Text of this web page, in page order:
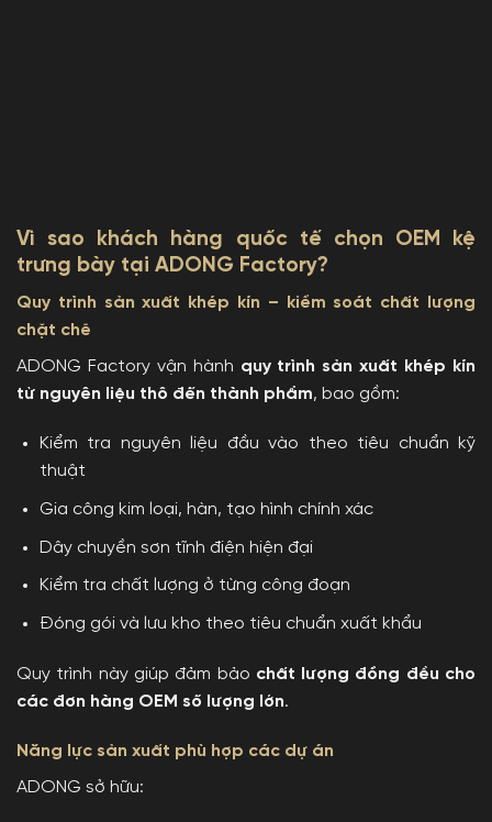
Vì sao khách hàng quốc tế chọn OEM kệ
trưng bày tại ADONG Factory?
Quy trình sản xuất khép kín – kiểm soát chất lượng
chặt chẽ
ADONG Factory vận hành quy trình sản xuất khép kín
từ nguyên liệu thô đến thành phẩm, bao gồm:
Kiểm tra nguyên liệu đầu vào theo tiêu chuẩn kỹ
thuật
Gia công kim loại, hàn, tạo hình chính xác
Dây chuyền sơn tĩnh điện hiện đại
Kiểm tra chất lượng ở từng công đoạn
Đóng gói và lưu kho theo tiêu chuẩn xuất khẩu
Quy trình này giúp đảm bảo chất lượng đồng đều cho
các đơn hàng OEM số lượng lớn.
Năng lực sản xuất phù hợp các dự án
ADONG sở hữu: